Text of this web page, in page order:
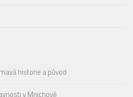
historie a původ
v Mnichově